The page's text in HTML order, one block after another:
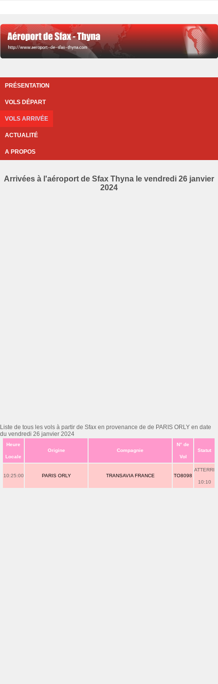
PRÉSENTATION
VOLS DÉPART
VOLS ARRIVÉE
ACTUALITÉ
A PROPOS
Arrivées à l'aéroport de Sfax Thyna le vendredi 26 janvier
2024
Liste de tous les vols à partir de Sfax en provenance de de PARIS ORLY en date
du vendredi 26 janvier 2024
Heure
Locale
Origine Compagnie
N° de
Vol
Statut
10:25:00 PARIS ORLY TRANSAVIA FRANCE TO8098
ATTERRI
10:10